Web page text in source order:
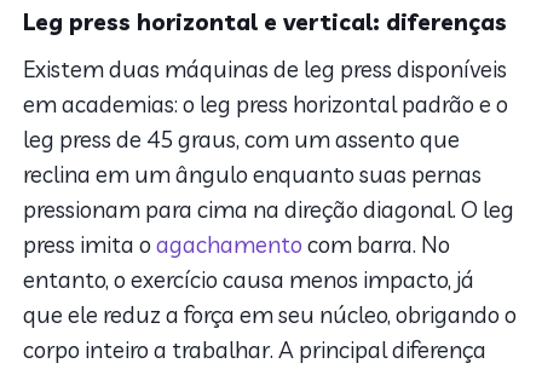
Leg press horizontal e vertical: diferenças
Existem duas máquinas de leg press disponíveis
em academias: o leg press horizontal padrão e o
leg press de 45 graus, com um assento que
reclina em um ângulo enquanto suas pernas
pressionam para cima na direção diagonal. O leg
press imita oagachamento com barra. No
entanto, o exercício causa menos impacto, já
que ele reduz a força em seu núcleo, obrigando o
corpo inteiro a trabalhar. A principal diferença